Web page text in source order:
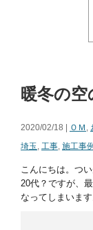
暖冬の
2020/02/18 | ＯＭ ,
埼玉, 工事, 施工事例
こんにちは。つ
20代？ですが、
なってしまいま